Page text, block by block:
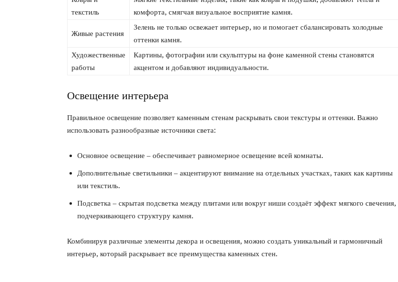
текстиль
комфорта, смягчая визуальное восприятие камня.
Живые растения
Зелень не только освежает интерьер, но и помогает сбалансировать холодные
оттенки камня.
Художественные
работы
Картины, фотографии или скульптуры на фоне каменной стены становятся
акцентом и добавляют индивидуальности.
Освещение интерьера
Правильное освещение позволяет каменным стенам раскрывать свои текстуры и оттенки. Важно
использовать разнообразные источники света:
Основное освещение – обеспечивает равномерное освещение всей комнаты.
Дополнительные светильники – акцентируют внимание на отдельных участках, таких как картины
или текстиль.
Подсветка – скрытая подсветка между плитами или вокруг ниши создаёт эффект мягкого свечения,
подчеркивающего структуру камня.
Комбинируя различные элементы декора и освещения, можно создать уникальный и гармоничный
интерьер, который раскрывает все преимущества каменных стен.